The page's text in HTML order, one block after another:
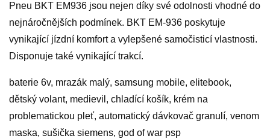
Pneu BKT EM936 jsou nejen díky své odolnosti vhodné do
nejnáročnějších podmínek. BKT EM-936 poskytuje
vynikající jízdní komfort a vylepšené samočisticí vlastnosti.
Disponuje také vynikající trakcí.
baterie 6v, mrazák malý, samsung mobile, elitebook,
dětský volant, medievil, chladící košík, krém na
problematickou pleť, automatický dávkovač granulí, venom
maska, sušička siemens, god of war psp